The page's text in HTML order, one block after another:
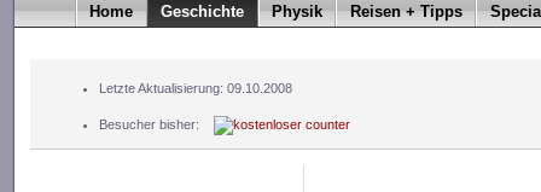
Home Geschichte Physik Reisen + Tipps
Letzte Aktualisierung: 09.10.2008
Besucher bisher: